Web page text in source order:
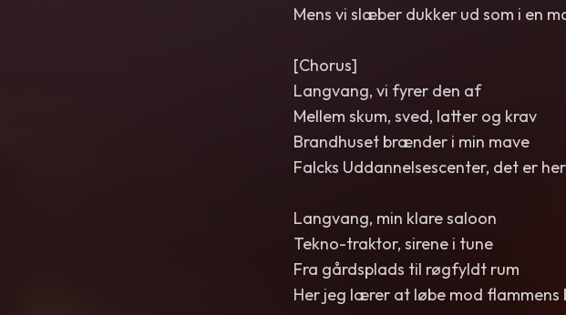
Mens vi slæber dukker ud som i en
[Chorus]
Langvang, vi fyrer den af
Mellem skum, sved, latter og krav
Brandhuset brænder i min mave
Falcks Uddannelsescenter, det er
Langvang, min klare saloon
Tekno-traktor, sirene i tune
Fra gårdsplads til røgfyldt rum
Her jeg lærer at løbe mod flammens